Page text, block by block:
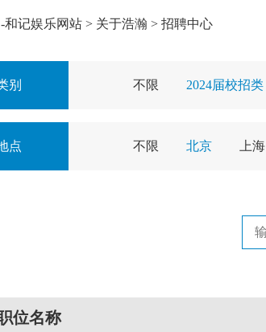
和记娱乐网站 > 关于浩瀚 > 招聘中心
别 不限 2024届校招类
点 不限 北京 上海
位名称